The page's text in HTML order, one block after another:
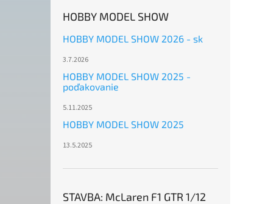
HOBBY MODEL SHOW
HOBBY MODEL SHOW 2026 - sk
3.7.2026
HOBBY MODEL SHOW 2025 -
poďakovanie
5.11.2025
HOBBY MODEL SHOW 2025
13.5.2025
STAVBA: McLaren F1 GTR 1/12